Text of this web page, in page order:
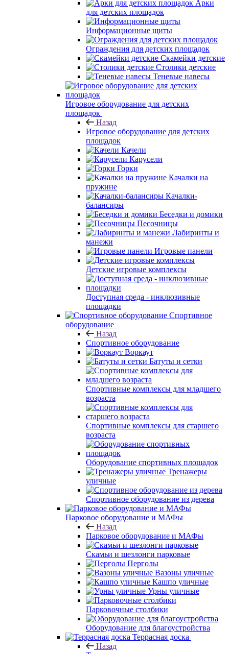
Арки
для детских площадок
Информационные щиты
Ограждения для детских площадок
Скамейки детские
Столики детские
Теневые навесы
Игровое оборудование для детских
площадок
Назад
Игровое оборудование для детских
площадок
Качели
Карусели
Горки
Качалки на
пружине
Качалки-
балансиры
Беседки и домики
Песочницы
Лабиринты и
манежи
Игровые панели
Детские игровые комплексы
Доступная среда - инклюзивные
площадки
Спортивное
оборудование
Назад
Спортивное оборудование
Воркаут
Батуты и сетки
Спортивные комплексы для младшего
возраста
Спортивные комплексы для старшего
возраста
Оборудование спортивных площадок
Тренажеры
уличные
Спортивное оборудование из дерева
Парковое оборудование и МАФы
Назад
Парковое оборудование и МАФы
Скамьи и шезлонги парковые
Перголы
Вазоны уличные
Кашпо уличные
Урны уличные
Парковочные столбики
Оборудование для благоустройства
Террасная доска
Назад